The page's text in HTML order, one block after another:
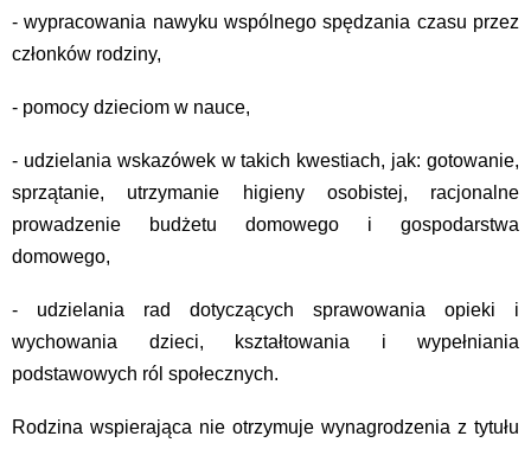
- wypracowania nawyku wspólnego spędzania czasu przez
członków rodziny,
- pomocy dzieciom w nauce,
- udzielania wskazówek w takich kwestiach, jak: gotowanie,
sprzątanie, utrzymanie higieny osobistej, racjonalne
prowadzenie budżetu domowego i gospodarstwa
domowego,
- udzielania rad dotyczących sprawowania opieki i
wychowania dzieci, kształtowania i wypełniania
podstawowych ról społecznych.
Rodzina wspierająca nie otrzymuje wynagrodzenia z tytułu